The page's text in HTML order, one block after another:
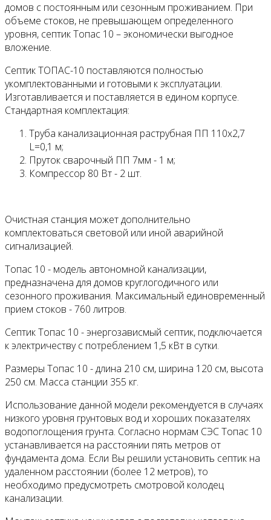
домов с постоянным или сезонным проживанием. При
объеме стоков, не превышающем определенного
уровня, септик Топас 10 – экономически выгодное
вложение.
Септик ТОПАС-10 поставляются полностью
укомплектованными и готовыми к эксплуатации.
Изготавливается и поставляется в едином корпусе.
Стандартная комплектация:
Труба канализационная раструбная ПП 110х2,7
L=0,1 м;
Пруток сварочный ПП 7мм - 1 м;
Компрессор 80 Вт - 2 шт.
Очистная станция может дополнительно
комплектоваться световой или иной аварийной
сигнализацией.
Топас 10 - модель автономной канализации,
предназначена для домов круглогодичного или
сезонного проживания. Максимальный единовременный
прием стоков - 760 литров.
Септик Топас 10 - энергозависмый септик, подключается
к электричеству с потреблением 1,5 кВт в сутки.
Размеры Топас 10 - длина 210 см, ширина 120 см, высота
250 см. Масса станции 355 кг.
Использование данной модели рекомендуется в случаях
низкого уровня грунтовых вод и хороших показателях
водопоглощения грунта. Согласно нормам СЭС Топас 10
устанавливается на расстоянии пять метров от
фундамента дома. Если Вы решили установить септик на
удаленном расстоянии (более 12 метров), то
необходимо предусмотреть смотровой колодец
канализации.